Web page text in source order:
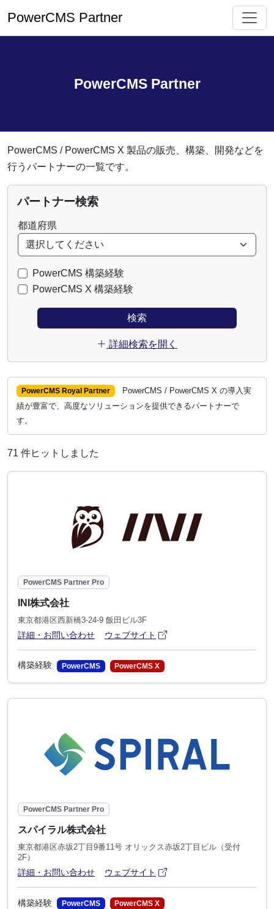
PowerCMS Partner ア
PowerCMS Partner
PowerCMS / PowerCMS X 製品の販売、構築、開発などを
行うパートナーの一覧です。
パートナー検索
都道府県
PowerCMS 構築経験
PowerCMS X 構築経験
検索
アイコン
詳細検索を開く
PowerCMS Royal Partner
PowerCMS / PowerCMS X の導入実
績が豊富で、高度なソリューションを提供できるパートナーで
す。
71 件ヒットしました
PowerCMS Partner Pro
INI株式会社
東京都港区西新橋3-24-9 飯田ビル3F
詳細・お問い合わせ ウェブサイト
構築経験 PowerCMS PowerCMS X
PowerCMS Partner Pro
スパイラル株式会社
東京都港区赤坂2丁目9番11号 オリックス赤坂2丁目ビル（受付
2F）
詳細・お問い合わせ ウェブサイト
構築経験 PowerCMS PowerCMS X